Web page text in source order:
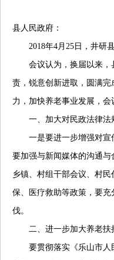
县人民政府：
2018年4月 25日，井研
会议认为，换届以来
责，锐意创新进取，圆满
力，加快养老事业发展，会
一、加大对民政法律
一是要进一步增强对
要加强与新闻媒体的沟通与
乡镇、村组干部会议、村
保、医疗救助等政策，要
伐。
二、进一步加大养老
要贯彻落实《乐山市